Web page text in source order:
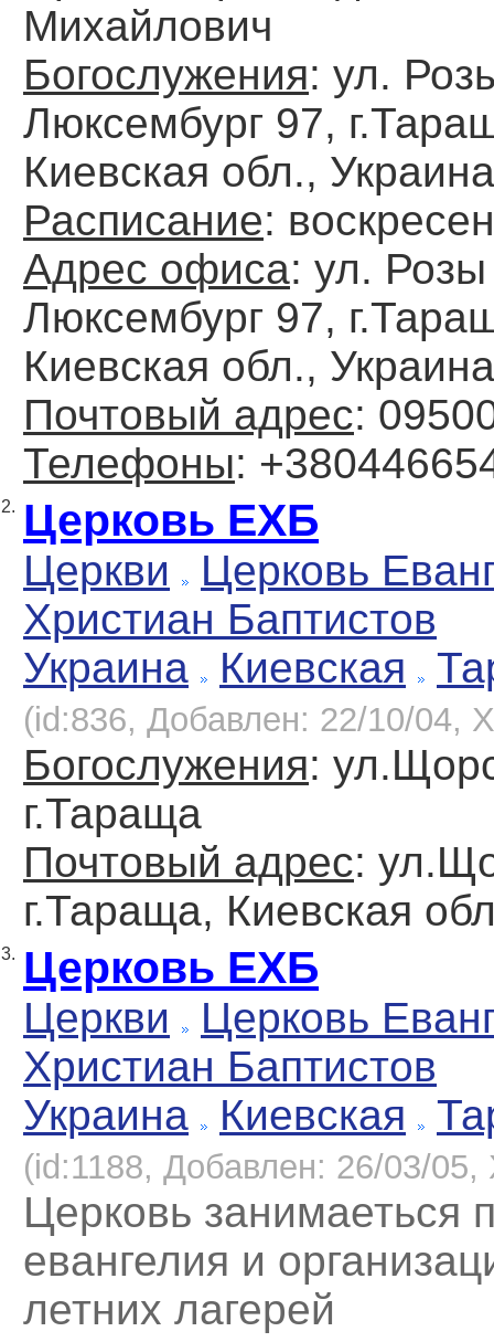
Михайлович
Богослужения: ул.
Люксембург 97,
Киевская обл., Украина
Расписание:
Адрес офиса: ул. Розы
Люксембург 97,
Киевская обл., Украина
Почтовый адрес:
Телефоны:
2. Церковь ЕХБ
Церкви
Церковь
Христиан Баптистов
Украина
Киевская
(id:836, Добавлен: 22/10/04,
Богослужения:
г.Тараща
Почтовый адрес:
г.Тараща, Киевская
3. Церковь ЕХБ
Церкви
Церковь
Христиан Баптистов
Украина
Киевская
(id:1188, Добавлен: 26/03/05,
Церковь занимаеться
евангелия и
летних лагерей